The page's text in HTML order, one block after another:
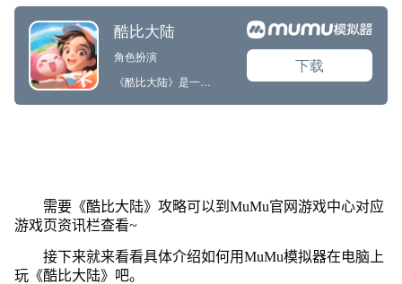
需要《酷比大陆》攻略可以到MuMu官网游戏中心对应
游戏页资讯栏查看~
接下来就来看看具体介绍如何用MuMu模拟器在电脑上
玩《酷比大陆》吧。